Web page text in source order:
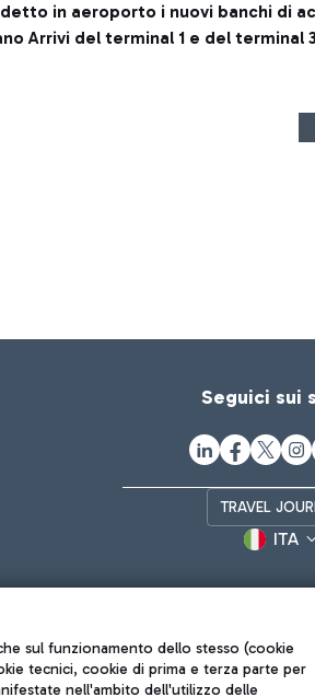
in aeroporto i nuovi banchi di
Arrivi del terminal 1 e del terminal 3
Seguici sui
TRAVEL
ITA
sul funzionamento dello stesso (cookie
tecnici, cookie di prima e terza parte per
nell'ambito dell'utilizzo delle